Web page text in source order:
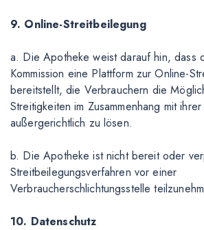
9. Online-Streitbeilegung
a. Die Apotheke weist darauf hin, dass
Kommission eine Plattform zur Online-
bereitstellt, die Verbrauchern die
Streitigkeiten im Zusammenhang mit
außergerichtlich zu lösen.
b. Die Apotheke ist nicht bereit oder
Streitbeilegungsverfahren vor einer
Verbraucherschlichtungsstelle
10. Datenschutz